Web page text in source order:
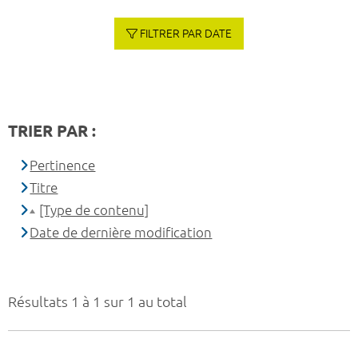
Résultats 1 à 1 sur 1 au total
FILTRER PAR DATE
TRIER PAR :
Pertinence
Titre
[Type de contenu]
Date de dernière modification